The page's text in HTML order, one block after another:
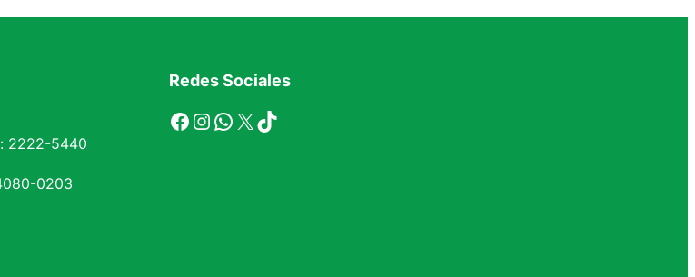
2222-5440
0203
Redes Sociales
Facebook InstagramWhatsApp X TikTok